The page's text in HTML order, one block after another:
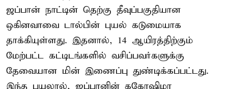
ஜப்பான் நாட்டின் தெற்கு தீவுப்பகுதியான
ஒகினவாவை டால்பின் புயல் கடுமையாக
தாக்கியுள்ளது. இதனால், 14 ஆயிரத்திற்கும்
மேற்பட்ட கட்டிடங்களில் வசிப்பவர்களுக்கு
தேவையான மின் இணைப்பு துண்டிக்கப்பட்டது.
இந்த புயலால், ஜப்பானின் ககோஷிமா